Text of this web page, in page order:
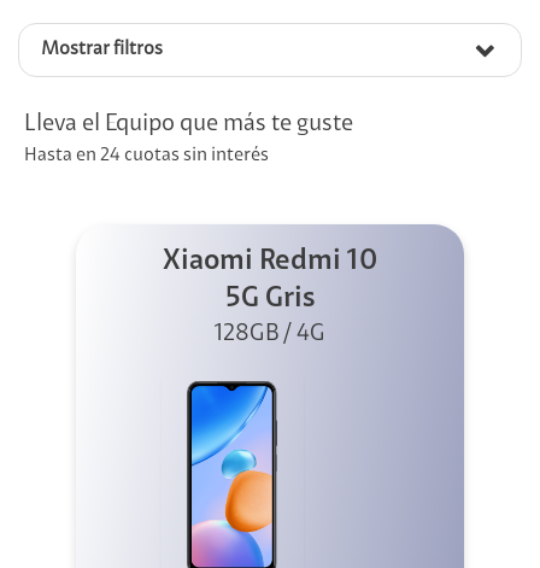
Mostrar filtros
Lleva el Equipo que más te guste
Hasta en 24 cuotas sin interés
Xiaomi Redmi 10
5G Gris
128GB / 4G